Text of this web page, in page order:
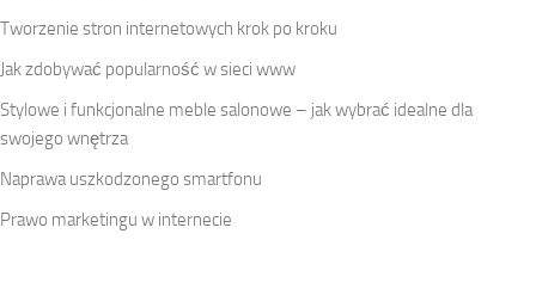
Tworzenie stron internetowych krok po kroku
Jak zdobywać popularność w sieci www
Stylowe i funkcjonalne meble salonowe – jak wybrać idealne dla
swojego wnętrza
Naprawa uszkodzonego smartfonu
Prawo marketingu w internecie